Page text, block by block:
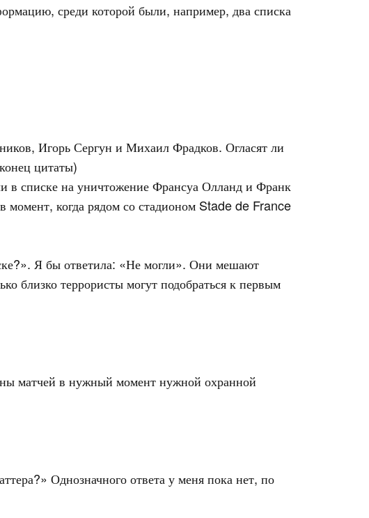
среди которой были, например, два списка
Игорь Сергун и Михаил Фрадков. Огласят ли
цитаты)
в списке на уничтожение Франсуа Олланд и Франк
когда рядом со стадионом Stade de France
Я бы ответила: «Не могли». Они мешают
близко террористы могут подобраться к первым
матчей в нужный момент нужной охранной
Однозначного ответа у меня пока нет, по